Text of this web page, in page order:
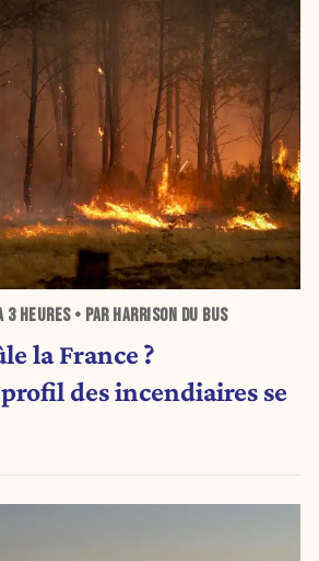
3 HEURES• PAR HARRISON DU BUS
la France ?
des incendiaires se